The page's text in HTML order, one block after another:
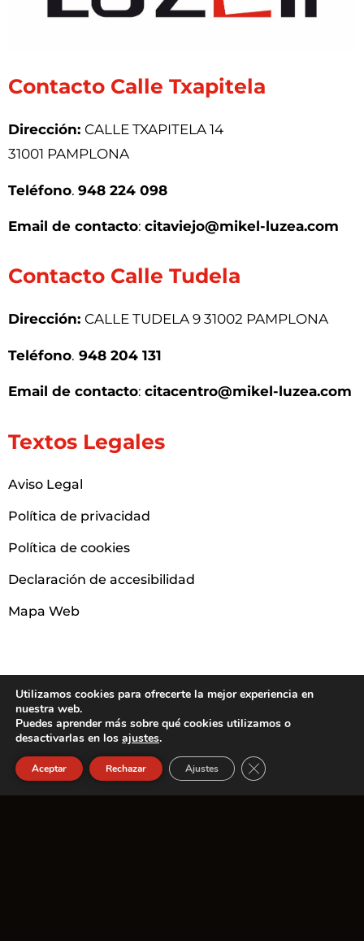
Contacto Calle Txapitela
Dirección: CALLE TXAPITELA 14
31001 PAMPLONA
Teléfono. 948 224 098
Email de contacto: citaviejo@mikel-luzea.com
Contacto Calle Tudela
Dirección: CALLE TUDELA 9 31002 PAMPLONA
Teléfono. 948 204 131
Email de contacto: citacentro@mikel-luzea.com
Textos Legales
Aviso Legal
Política de privacidad
Política de cookies
Declaración de accesibilidad
Mapa Web
Utilizamos cookies para ofrecerte la mejor experiencia en
nuestra web.
Puedes aprender más sobre qué cookies utilizamos o
desactivarlas en los ajustes.
Aceptar Rechazar Ajustes CERRAR EL